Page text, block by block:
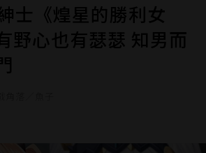
士《煌星的勝利女
野心也有瑟瑟 知男而